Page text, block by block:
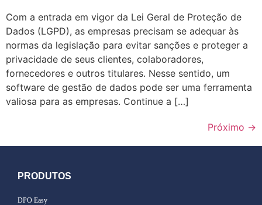
Com a entrada em vigor da Lei Geral de Proteção de
Dados (LGPD), as empresas precisam se adequar às
normas da legislação para evitar sanções e proteger a
privacidade de seus clientes, colaboradores,
fornecedores e outros titulares. Nesse sentido, um
software de gestão de dados pode ser uma ferramenta
valiosa para as empresas. Continue a […]
Próximo →
PRODUTOS
DPO Easy